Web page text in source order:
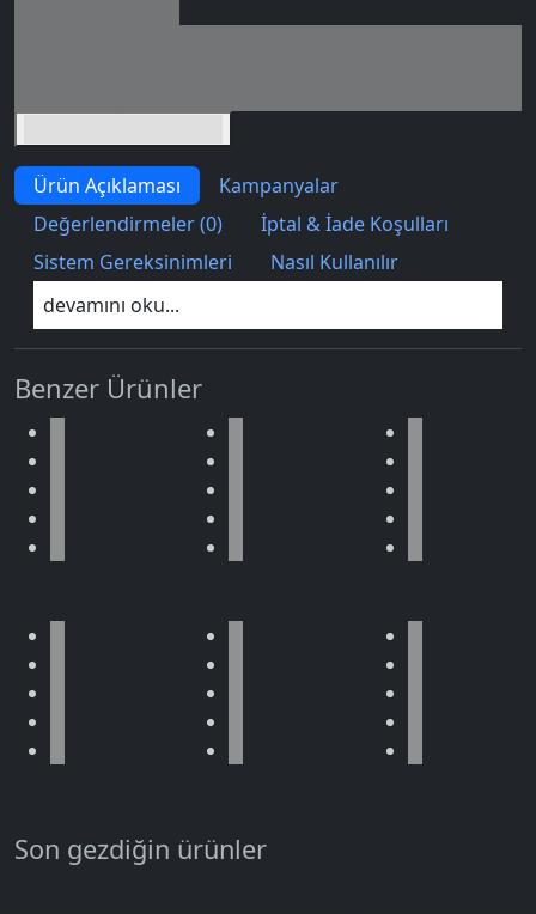
Ürün Açıklaması
Kampanyalar
Değerlendirmeler (0)
İptal & İade Koşulları
Sistem Gereksinimleri
Nasıl Kullanılır
devamını oku...
Benzer Ürünler
Son gezdiğin ürünler